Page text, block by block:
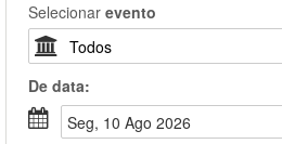
Selecionar evento
De data:
Seg, 10 Ago 2026